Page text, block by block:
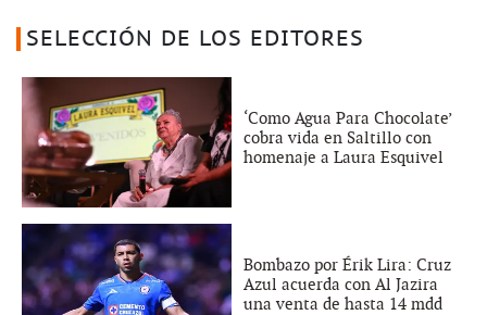
SELECCIÓN DE LOS EDITORES
‘Como Agua Para Chocolate’
cobra vida en Saltillo con
homenaje a Laura Esquivel
Bombazo por Érik Lira: Cruz
Azul acuerda con Al Jazira
una venta de hasta 14 mdd